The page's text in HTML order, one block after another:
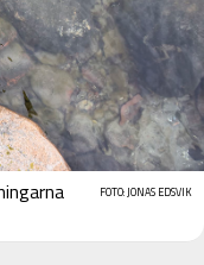
FOTO: JONAS EDSVIK